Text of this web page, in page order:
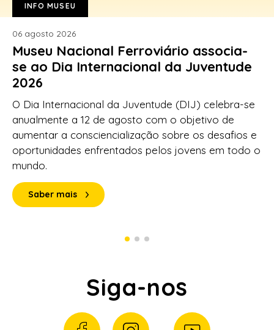
INFO MUSEU
06 agosto 2026
Museu Nacional Ferroviário associa-
se ao Dia Internacional da Juventude
2026
O Dia Internacional da Juventude (DIJ) celebra-se
anualmente a 12 de agosto com o objetivo de
aumentar a consciencialização sobre os desafios e
oportunidades enfrentados pelos jovens em todo o
mundo.
Saber mais
Siga-nos